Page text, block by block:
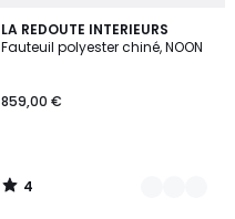
LA REDOUTE INTERIEURS
Fauteuil polyester chiné, NOON
859,00 €
4
/
9
Couleurs
4
/